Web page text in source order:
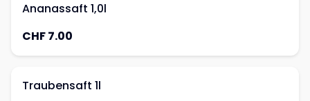
Ananassaft 1,0l
CHF 7.00
Traubensaft 1l